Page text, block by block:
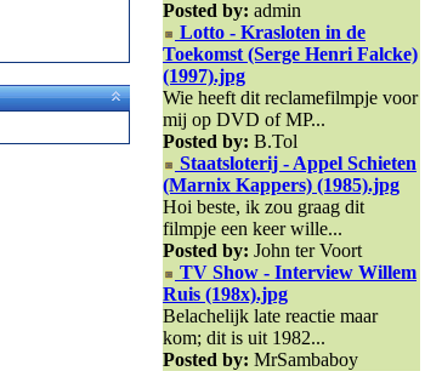
Posted by: admin
Lotto - Krasloten in de
Toekomst (Serge Henri Falcke)
(1997).jpg
Wie heeft dit reclamefilmpje voor
mij op DVD of MP...
Posted by: B.Tol
Staatsloterij - Appel Schieten
(Marnix Kappers) (1985).jpg
Hoi beste, ik zou graag dit
filmpje een keer wille...
Posted by: John ter Voort
TV Show - Interview Willem
Ruis (198x).jpg
Belachelijk late reactie maar
kom; dit is uit 1982...
Posted by: MrSambaboy